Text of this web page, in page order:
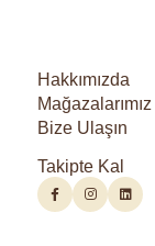
Hakkımızda
Mağazalarımız
Bize Ulaşın
Takipte Kal